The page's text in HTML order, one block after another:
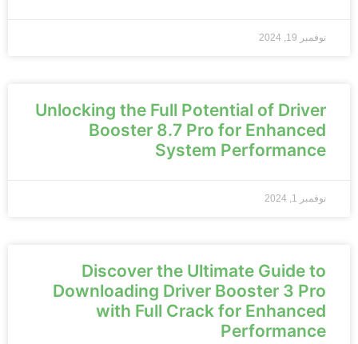
نوفمبر 19, 2024
Unlocking the Full Potential of Driver
Booster 8.7 Pro for Enhanced
System Performance
نوفمبر 1, 2024
Discover the Ultimate Guide to
Downloading Driver Booster 3 Pro
with Full Crack for Enhanced
Performance